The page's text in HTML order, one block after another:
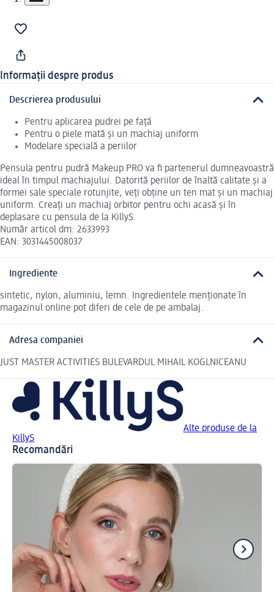
Informații despre produs
Descrierea produsului
Pentru aplicarea pudrei pe față
Pentru o piele mată și un machiaj uniform
Modelare specială a periilor
Pensula pentru pudră Makeup PRO va fi partenerul dumneavoastră
ideal în timpul machiajului. Datorită periilor de înaltă calitate și a
formei sale speciale rotunjite, veți obține un ten mat și un machiaj
uniform. Creați un machiaj orbitor pentru ochi acasă și în
deplasare cu pensula de la KillyS.
Număr articol dm: 2633993
EAN: 3031445008037
Ingrediente
sintetic, nylon, aluminiu, lemn. Ingredientele menționate în
magazinul online pot diferi de cele de pe ambalaj.
Adresa companiei
JUST MASTER ACTIVITIES BULEVARDUL MIHAIL KOGLNICEANU
Alte produse de la
KillyS
Recomandări